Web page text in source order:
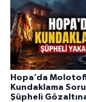
Hopa’da
Kundaklama
Şüpheli